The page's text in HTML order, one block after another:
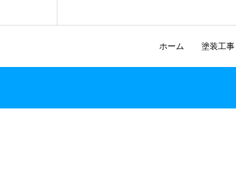
ホーム 塗装工事